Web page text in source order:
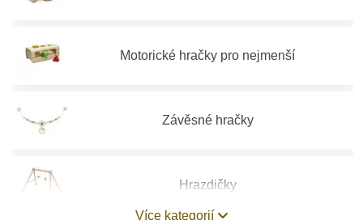
Motorické hračky pro nejmenší
Závěsné hračky
Hrazdičky
Více kategorií